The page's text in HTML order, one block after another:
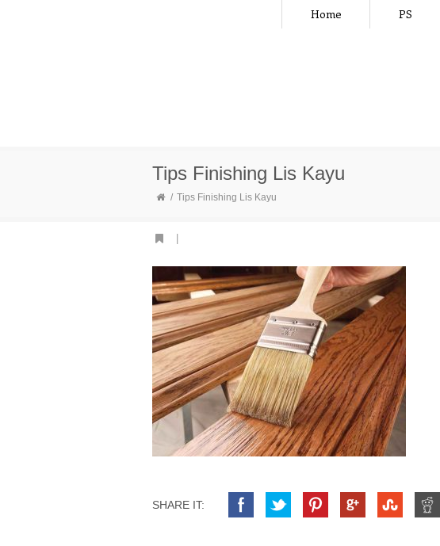
Home PS
Tips Finishing Lis Kayu
Tips Finishing Lis Kayu
SHARE IT: